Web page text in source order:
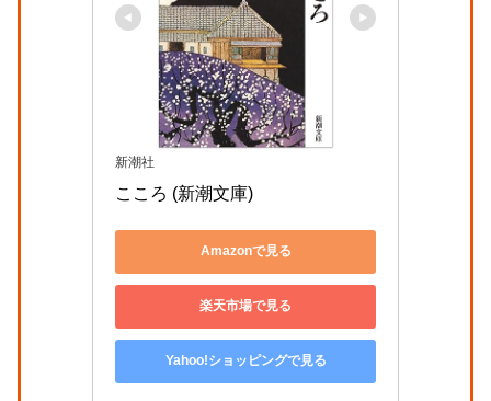
新潮社
こころ (新潮文庫)
Amazonで見る
楽天市場で見る
Yahoo!ショッピングで見る